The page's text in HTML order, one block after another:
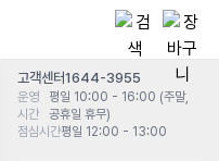
고객센터1644-3955
운영
시간
평일 10:00 - 16:00 (주말,
공휴일 휴무)
점심시간평일 12:00 - 13:00